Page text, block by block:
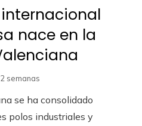
nace en la
semanas
se ha consolidado
polos industriales y